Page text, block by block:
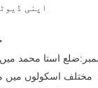
اپنی
استا
مختلف اسکولوں میں